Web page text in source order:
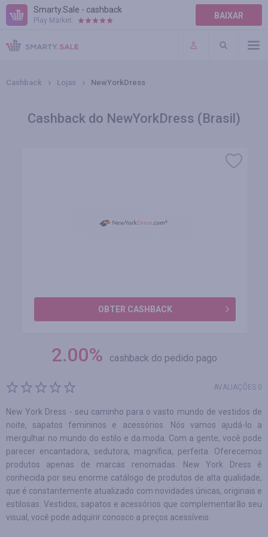
Smarty.Sale - cashback
Play Market: BAIXAR
AJUDA
TERMOS DE USO
Cashback Lojas NewYorkDress
Cashback do NewYorkDress (Brasil)
OBTER CASHBACK
2.00% cashback do pedido pago
AVALIAÇÕES 0
New York Dress - seu caminho para o vasto mundo de vestidos de
noite, sapatos femininos e acessórios. Nós vamos ajudá-lo a
mergulhar no mundo do estilo e da moda. Com a gente, você pode
parecer encantadora, sedutora, magnífica, perfeita. Oferecemos
produtos apenas de marcas renomadas. New York Dress é
conhecida por seu enorme catálogo de produtos de alta qualidade,
que é constantemente atualizado com novidades únicas, originais e
estilosas. Vestidos, sapatos e acessórios que complementarão seu
visual, você pode adquirir conosco a preços acessíveis.